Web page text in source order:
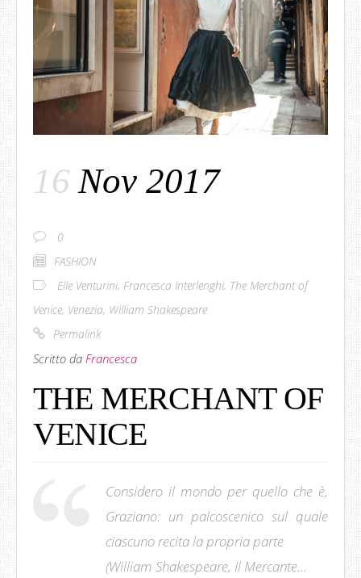
16 Nov 2017
0
FASHION
Elle Venturini, Francesca Interlenghi, The Merchant of
Venice, Venezia, William Shakespeare
Permalink
Scritto da Francesca
THE MERCHANT OF
VENICE
Considero il mondo per quello che è,
Graziano: un palcoscenico sul quale
ciascuno recita la propria parte
(William Shakespeare, Il Mercante...